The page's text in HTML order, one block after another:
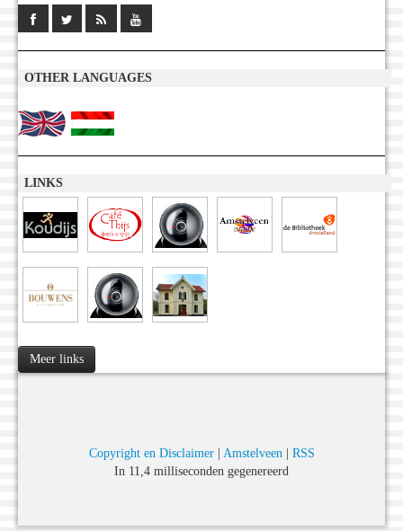
OTHER LANGUAGES
LINKS
Meer links
Copyright en Disclaimer| Amstelveen| RSS
In 11,4 milliseconden gegenereerd